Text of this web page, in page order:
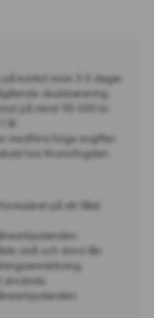
på kontot inom 3-5 dagar.
skuldsanering.
på minst 110 000 kr.
medföra höga avgifter.
hos Kronofogden.
på ett fåtal
små och stora lån.
använda.